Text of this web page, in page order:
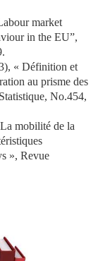
market
in the EU”,
« Définition et
au prisme des
No.454,
mobilité de la
», Revue